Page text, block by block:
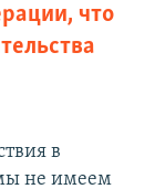
что
в
не имеем